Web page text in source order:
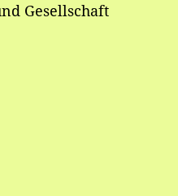
Gesellschaft